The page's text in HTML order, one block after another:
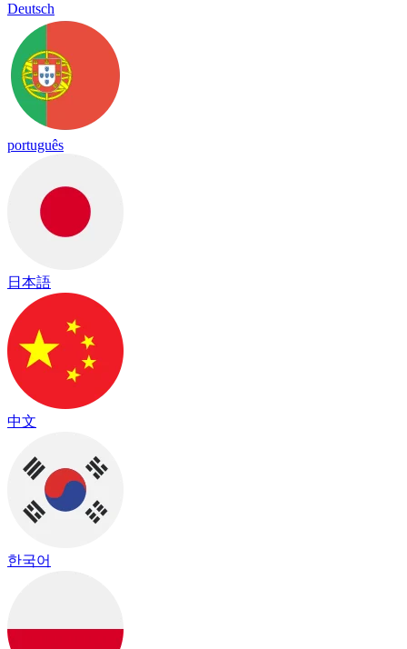
Deutsch
português
日本語
中文
한국어